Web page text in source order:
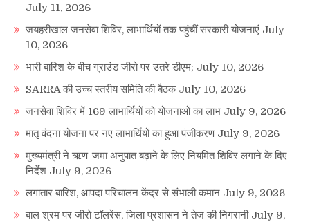
July 11, 2026
जयहरीखाल जनसेवा शिविर, लाभार्थियों तक पहुंचीं सरकारी योजनाएं July
10, 2026
भारी बारिश के बीच ग्राउंड जीरो पर उतरे डीएम; July 10, 2026
SARRA की उच्च स्तरीय समिति की बैठक July 10, 2026
जनसेवा शिविर में 169 लाभार्थियों को योजनाओं का लाभ July 9, 2026
मातृ वंदना योजना पर नए लाभार्थियों का हुआ पंजीकरण July 9, 2026
मुख्यमंत्री ने ऋण-जमा अनुपात बढ़ाने के लिए नियमित शिविर लगाने के दिए
निर्देश July 9, 2026
लगातार बारिश, आपदा परिचालन केंद्र से संभाली कमान July 9, 2026
बाल श्रम पर जीरो टॉलरेंस, जिला प्रशासन ने तेज की निगरानी July 9,